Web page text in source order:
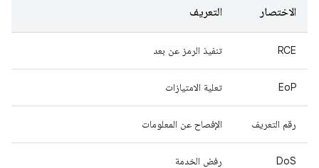
الاختصار التعريف
RCE تنفيذ الرمز عن بعد
EoP تعلية الامتيازات
رقم التعريف الإفصاح عن المعلومات
DoS رفض الخدمة